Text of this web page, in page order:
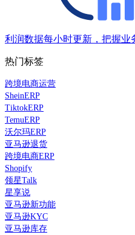
利润数据每小时更新，把握业
热门标签
跨境电商运营
SheinERP
TiktokERP
TemuERP
沃尔玛ERP
亚马逊退货
跨境电商ERP
Shopify
领星Talk
星享说
亚马逊新功能
亚马逊KYC
亚马逊库存